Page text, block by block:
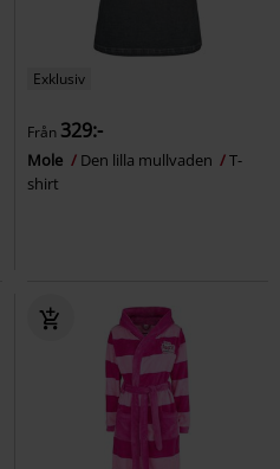
Exklusiv
Från 329:-
Mole Den lilla mullvaden
T-
shirt